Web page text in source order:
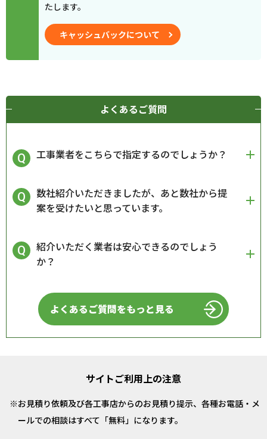
たします。
キャッシュバックについて
よくあるご質問
工事業者をこちらで指定するのでしょうか？
数社紹介いただきましたが、あと数社から提
案を受けたいと思っています。
紹介いただく業者は安心できるのでしょう
か？
よくあるご質問をもっと見る
サイトご利用上の注意
お見積り依頼及び各工事店からのお見積り提示、各種お電話・メ
ールでの相談はすべて「無料」になります。